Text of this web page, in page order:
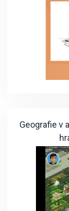
Geografie v